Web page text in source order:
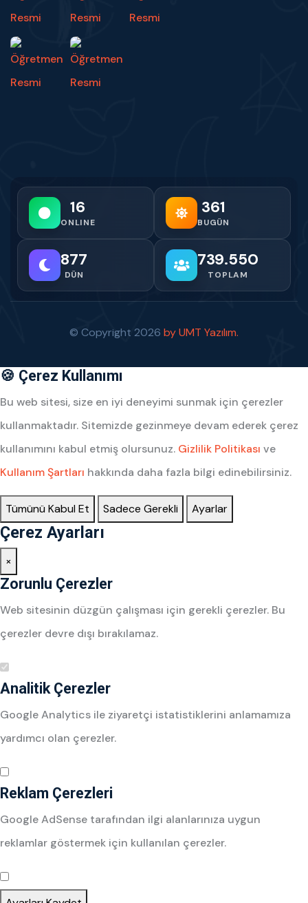
16
ONLINE
361
BUGÜN
877
DÜN
739.550
TOPLAM
© Copyright 2026 by UMT Yazılım.
🍪 Çerez Kullanımı
Bu web sitesi, size en iyi deneyimi sunmak için çerezler
kullanmaktadır. Sitemizde gezinmeye devam ederek çerez
kullanımını kabul etmiş olursunuz. Gizlilik Politikası ve
Kullanım Şartları hakkında daha fazla bilgi edinebilirsiniz.
Tümünü Kabul Et Sadece Gerekli Ayarlar
Çerez Ayarları
×
Zorunlu Çerezler
Web sitesinin düzgün çalışması için gerekli çerezler. Bu
çerezler devre dışı bırakılamaz.
Analitik Çerezler
Google Analytics ile ziyaretçi istatistiklerini anlamamıza
yardımcı olan çerezler.
Reklam Çerezleri
Google AdSense tarafından ilgi alanlarınıza uygun
reklamlar göstermek için kullanılan çerezler.